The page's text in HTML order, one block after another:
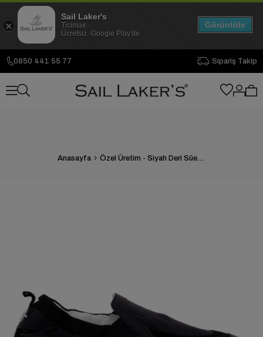
0850 441 55 77 Sipariş Takip
Anasayfa Özel Üretim - Siyah Deri Süet Bağcıksız Erkek Günlük Ayakkabı
Sail Laker's
Ticimax
Ücretsiz -Google Play'de
Görüntüle